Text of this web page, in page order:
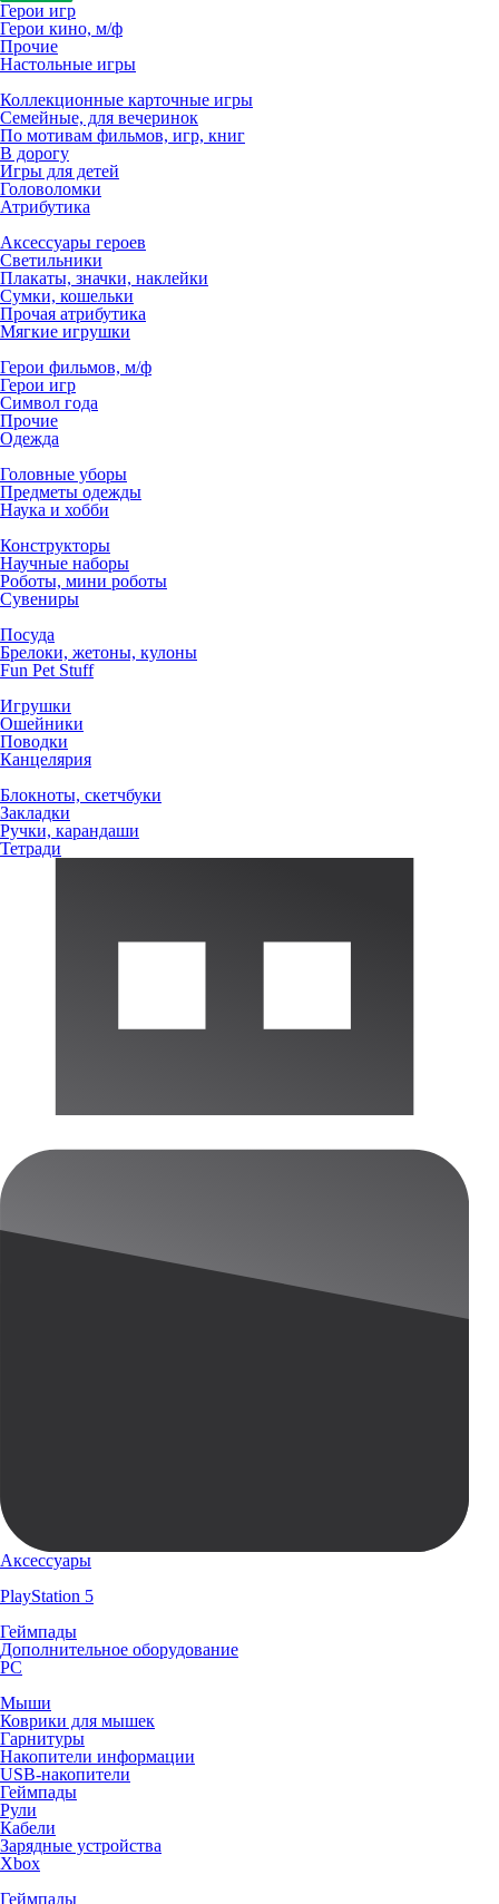
Герои игр
Герои кино, м/ф
Прочие
Настольные игры
Коллекционные карточные игры
Семейные, для вечеринок
По мотивам фильмов, игр, книг
В дорогу
Игры для детей
Головоломки
Атрибутика
Аксессуары героев
Светильники
Плакаты, значки, наклейки
Сумки, кошельки
Прочая атрибутика
Мягкие игрушки
Герои фильмов, м/ф
Герои игр
Символ года
Прочие
Одежда
Головные уборы
Предметы одежды
Наука и хобби
Конструкторы
Научные наборы
Роботы, мини роботы
Сувениры
Посуда
Брелоки, жетоны, кулоны
Fun Pet Stuff
Игрушки
Ошейники
Поводки
Канцелярия
Блокноты, скетчбуки
Закладки
Ручки, карандаши
Тетради
Аксессуары
PlayStation 5
Геймпады
Дополнительное оборудование
PC
Мыши
Коврики для мышек
Гарнитуры
Накопители информации
USB-накопители
Геймпады
Рули
Кабели
Зарядные устройства
Xbox
Геймпады